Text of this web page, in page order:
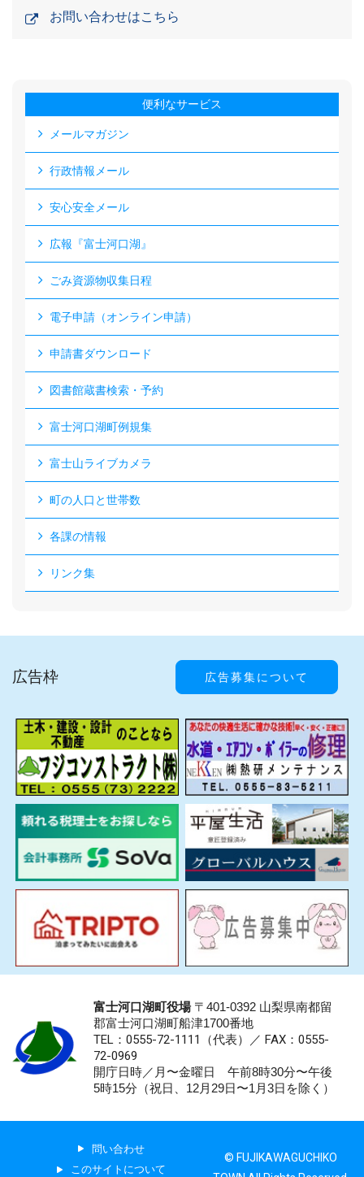
お問い合わせはこちら
便利なサービス
メールマガジン
行政情報メール
安心安全メール
広報『富士河口湖』
ごみ資源物収集日程
電子申請（オンライン申請）
申請書ダウンロード
図書館蔵書検索・予約
富士河口湖町例規集
富士山ライブカメラ
町の人口と世帯数
各課の情報
リンク集
広告枠 広告募集について
富士河口湖町役場〒401-0392 山梨県南都留
郡富士河口湖町船津1700番地
TEL：0555-72-1111 （代表）／ FAX：0555-
72-0969
開庁日時／月〜金曜日 午前8時30分〜午後
5時15分（祝日、12月29日〜1月3日を除く）
問い合わせ
このサイトについて
© FUJIKAWAGUCHIKO